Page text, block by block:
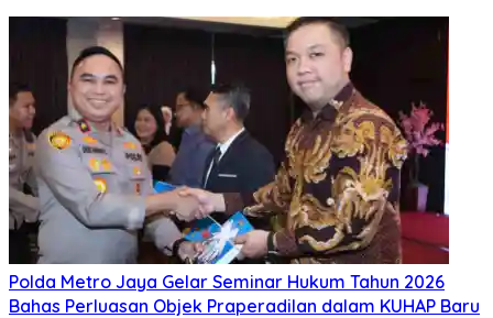
Polda Metro Jaya Gelar Seminar Hukum Tahun 2026
Bahas Perluasan Objek Praperadilan dalam KUHAP Baru